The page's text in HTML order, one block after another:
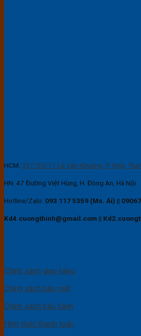
HCM: 237/29/11 Lê Văn Khương, P. Hiệp
HN: 47 Đường Việt Hùng, H. Đông An, Hà Nội
Hotline/Zalo: 093 117 5359 (Ms. Ái) ||
Kd4.cuongthinh@gmail.com ||
Chính sách giao hàng
Chính sách bảo mật
Chính sách bảo hành
Hình thức thanh toán